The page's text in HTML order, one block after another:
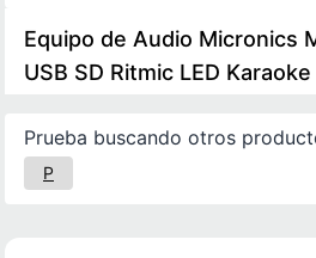
Equipo de Audio Micronics
USB SD Ritmic LED
Prueba buscando otros
P